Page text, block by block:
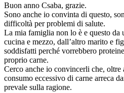
Buon anno Csaba, grazie.
Sono anche io convinta di questo,
difficoltà per problemi di salute.
La mia famiglia non lo è e questo da
cucina e mezzo, dall’altro marito e
soddisfatti perché vorrebbero
proprio carne.
Cerco anche io convincerli che,
consumo eccessivo di carne arreca
prevale sulla ragione.